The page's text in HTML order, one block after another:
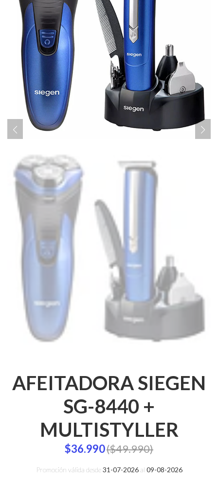
AFEITADORA SIEGEN
SG-8440 +
MULTISTYLLER
$36.990($49.990)
Promoción válida desde31-07-2026al 09-08-2026